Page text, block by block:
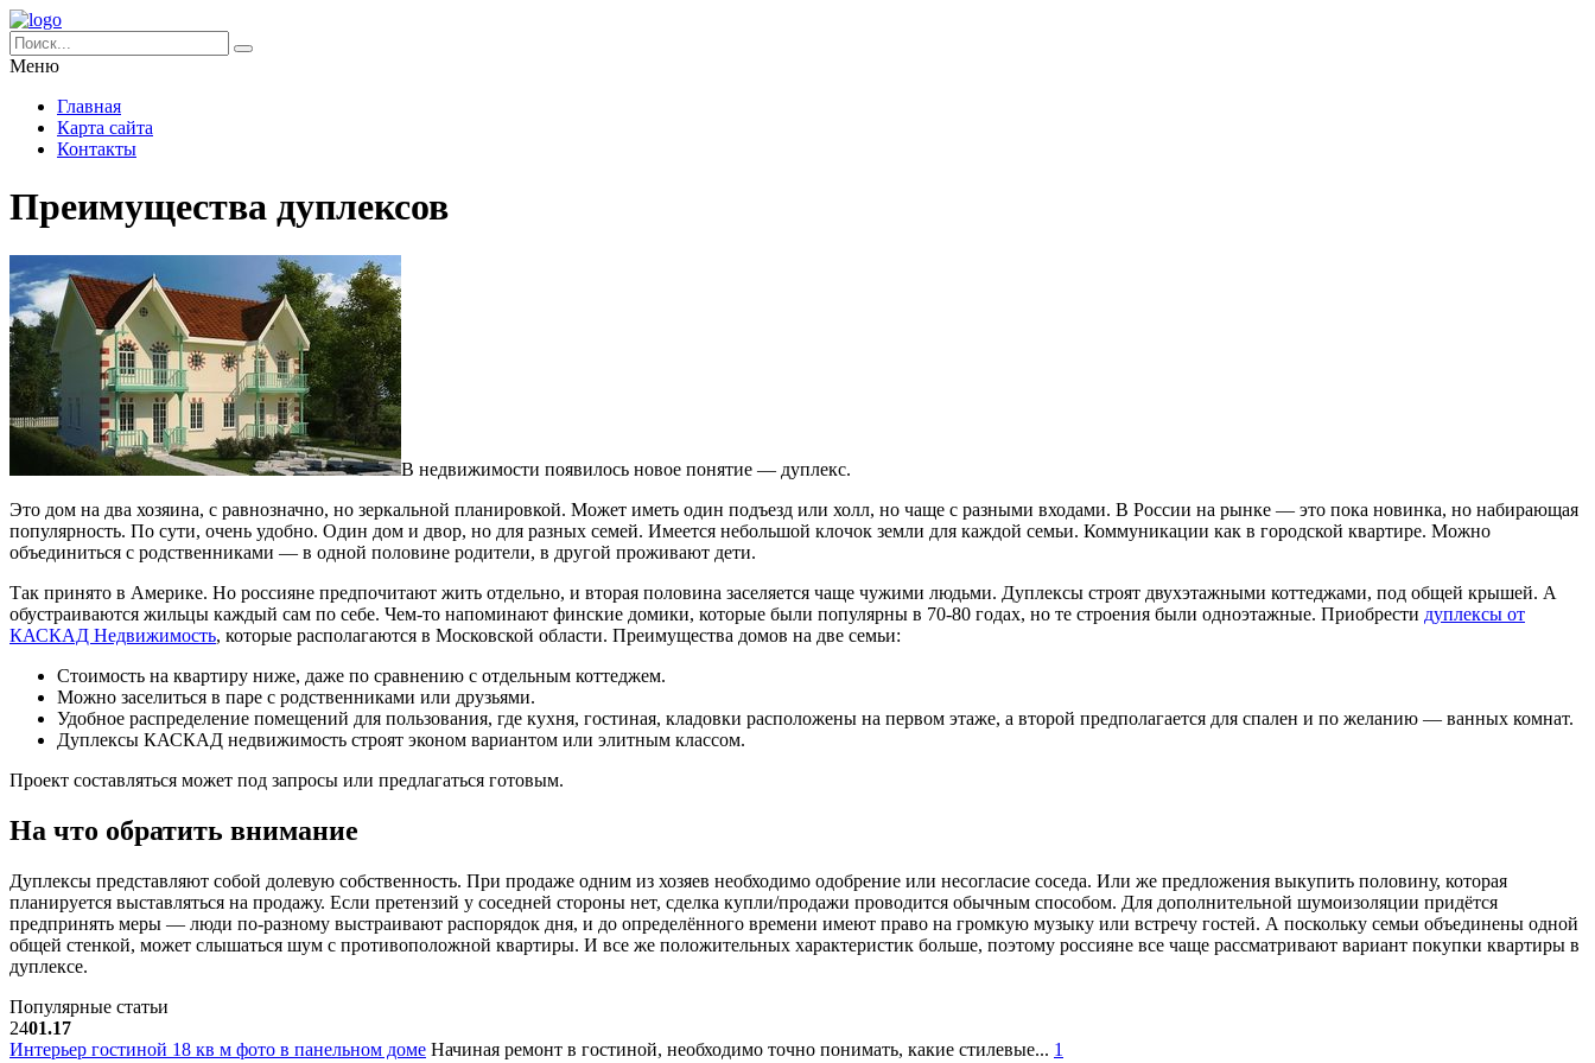
Меню
Главная
Карта сайта
Контакты
Преимущества дуплексов
В недвижимости появилось новое понятие — дуплекс.
Это дом на два хозяина, с равнозначно, но зеркальной планировкой. Может иметь один подъезд или холл, но чаще с разными входами. В России на рынке — это пока новинка, но набирающая
популярность. По сути, очень удобно. Один дом и двор, но для разных семей. Имеется небольшой клочок земли для каждой семьи. Коммуникации как в городской квартире. Можно
объединиться с родственниками — в одной половине родители, в другой проживают дети.
Так принято в Америке. Но россияне предпочитают жить отдельно, и вторая половина заселяется чаще чужими людьми. Дуплексы строят двухэтажными коттеджами, под общей крышей. А
обустраиваются жильцы каждый сам по себе. Чем-то напоминают финские домики, которые были популярны в 70-80 годах, но те строения были одноэтажные. Приобрести дуплексы от
КАСКАД Недвижимость, которые располагаются в Московской области. Преимущества домов на две семьи:
Стоимость на квартиру ниже, даже по сравнению с отдельным коттеджем.
Можно заселиться в паре с родственниками или друзьями.
Удобное распределение помещений для пользования, где кухня, гостиная, кладовки расположены на первом этаже, а второй предполагается для спален и по желанию — ванных комнат.
Дуплексы КАСКАД недвижимость строят эконом вариантом или элитным классом.
Проект составляться может под запросы или предлагаться готовым.
На что обратить внимание
Дуплексы представляют собой долевую собственность. При продаже одним из хозяев необходимо одобрение или несогласие соседа. Или же предложения выкупить половину, которая
планируется выставляться на продажу. Если претензий у соседней стороны нет, сделка купли/продажи проводится обычным способом. Для дополнительной шумоизоляции придётся
предпринять меры — люди по-разному выстраивают распорядок дня, и до определённого времени имеют право на громкую музыку или встречу гостей. А поскольку семьи объединены одной
общей стенкой, может слышаться шум с противоположной квартиры. И все же положительных характеристик больше, поэтому россияне все чаще рассматривают вариант покупки квартиры в
дуплексе.
Популярные статьи
2401.17
Интерьер гостиной 18 кв м фото в панельном доме Начиная ремонт в гостиной, необходимо точно понимать, какие стилевые... 1